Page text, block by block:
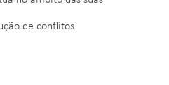
de conflitos